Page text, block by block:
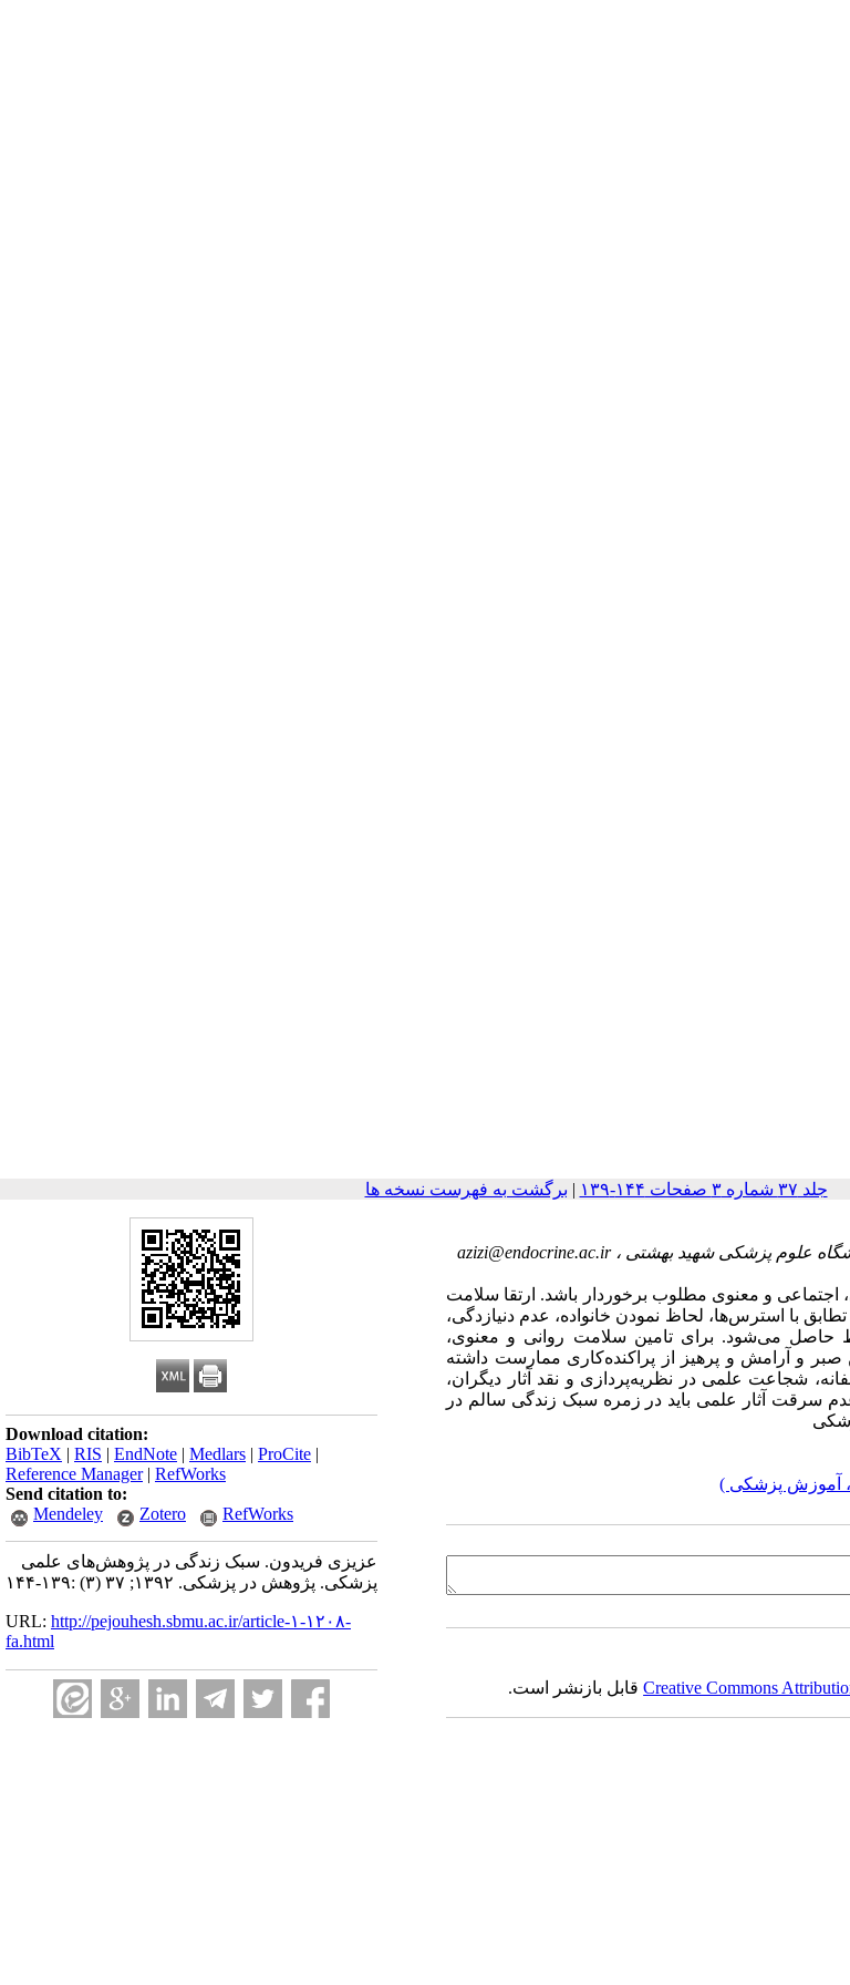
جلد ۳۷ شماره ۳ صفحات ۱۴۴-۱۳۹ | برگشت به فهرست نسخه ها
Download citation:
BibTeX | RIS | EndNote | Medlars | ProCite |
Reference Manager| RefWorks
Send citation to:
Mendeley
Zotero RefWorks
عزیزی فریدون. سبک زندگی در پژوهش‌های علمی
پزشکی. پژوهش در پزشکی. ۱۳۹۲; ۳۷ (۳) :۱۳۹-۱۴۴
URL: http://pejouhesh.sbmu.ac.ir/article-۱-۱۲۰۸-
fa.html
علوم پزشکی شهید بهشتی ،azizi@endocrine.ac.ir
و معنوی مطلوب برخوردار باشد. ارتقا سلامت
با استرس‌ها، لحاظ نمودن خانواده، عدم دنیازدگی،
حاصل می‌شود. برای تامین سلامت روانی و معنوی،
صبر و آرامش و پرهیز از پراکنده‌کاری ممارست داشته
شجاعت علمی در نظریه‌پردازی و نقد آثار دیگران،
سرقت آثار علمی باید در زمره سبک زندگی سالم در
آموزش پزشکی )
Creative Commonsقابل بازنشر است.